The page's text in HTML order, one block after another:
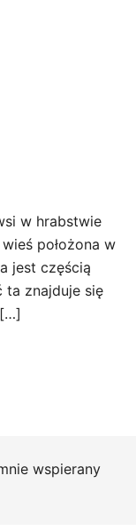
w hrabstwie
położona w
jest częścią
ta znajduje się
wspierany